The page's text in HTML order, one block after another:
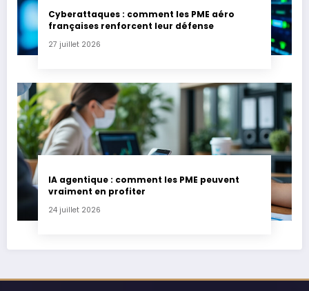
Cyberattaques : comment les PME aéro
françaises renforcent leur défense
27 juillet 2026
IA agentique : comment les PME peuvent
vraiment en profiter
24 juillet 2026